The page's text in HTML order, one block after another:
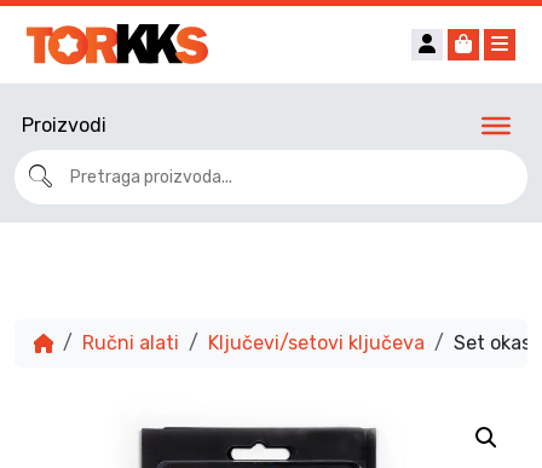
Account
Cart
Proizvodi
Ručni alati Ključevi/setovi ključeva Set